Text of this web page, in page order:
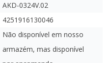
AKD-0324V.02
4251916130046
Não disponível em nosso
armazém, mas disponível